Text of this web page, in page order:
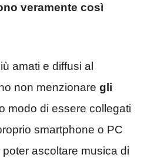
veramente così
amati e diffusi al
non menzionare gli
modo di essere collegati
smartphone o PC
ascoltare musica di